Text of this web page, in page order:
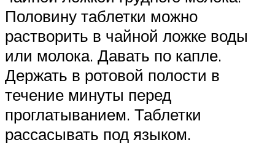
Половину таблетки можно
растворить в чайной ложке воды
или молока. Давать по капле.
Держать в ротовой полости в
течение минуты перед
проглатыванием. Таблетки
рассасывать под языком.